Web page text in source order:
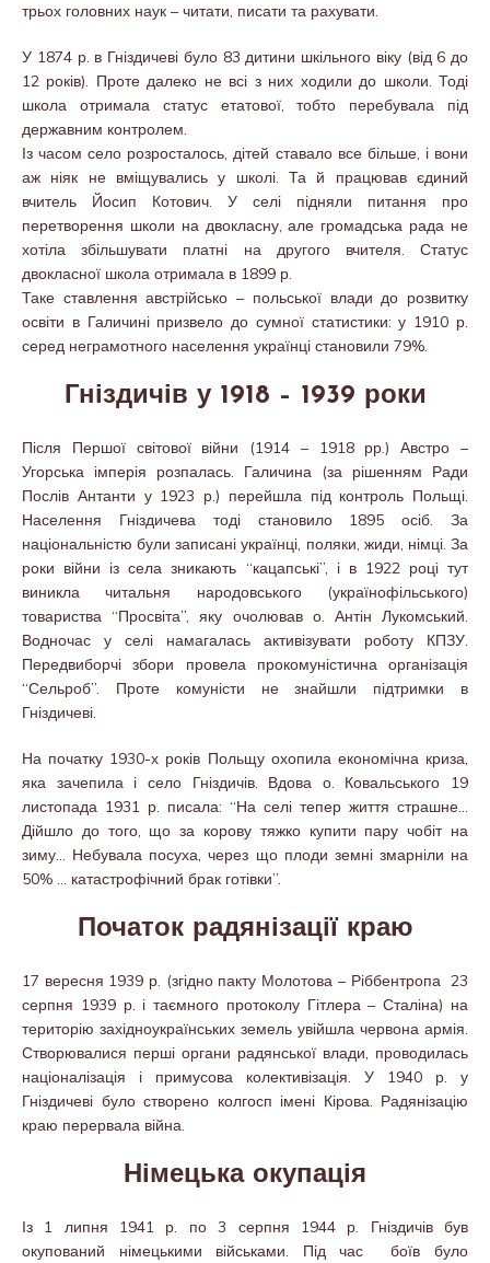
трьох головних наук – читати, писати та рахувати.
У 1874 р. в Гніздичеві було 83 дитини шкільного віку (від 6 до
12 років). Проте далеко не всі з них ходили до школи. Тоді
школа отримала статус етатової, тобто перебувала під
державним контролем.
Із часом село розросталось, дітей ставало все більше, і вони
аж ніяк не вміщувались у школі. Та й працював єдиний
вчитель Йосип Котович. У селі підняли питання про
перетворення школи на двокласну, але громадська рада не
хотіла збільшувати платні на другого вчителя. Статус
двокласної школа отримала в 1899 р.
Таке ставлення австрійсько – польської влади до розвитку
освіти в Галичині призвело до сумної статистики: у 1910 р.
серед неграмотного населення українці становили 79%.
Гніздичів у 1918 – 1939 роки
Після Першої світової війни (1914 – 1918 рр.) Австро –
Угорська імперія розпалась. Галичина (за рішенням Ради
Послів Антанти у 1923 р.) перейшла під контроль Польщі.
Населення Гніздичева тоді становило 1895 осіб. За
національністю були записані українці, поляки, жиди, німці. За
роки війни із села зникають “кацапські”, і в 1922 році тут
виникла читальня народовського (українофільського)
товариства “Просвіта”, яку очолював о. Антін Лукомський.
Водночас у селі намагалась активізувати роботу КПЗУ.
Передвиборчі збори провела прокомуністична організація
“Сельроб”. Проте комуністи не знайшли підтримки в
Гніздичеві.
На початку 1930-х років Польщу охопила економічна криза,
яка зачепила і село Гніздичів. Вдова о. Ковальського 19
листопада 1931 р. писала: “На селі тепер життя страшне…
Дійшло до того, що за корову тяжко купити пару чобіт на
зиму… Небувала посуха, через що плоди земні змарніли на
50% … катастрофічний брак готівки”.
Початок радянізації краю
17 вересня 1939 р. (згідно пакту Молотова – Ріббентропа 23
серпня 1939 р. і таємного протоколу Гітлера – Сталіна) на
територію західноукраїнських земель увійшла червона армія.
Створювалися перші органи радянської влади, проводилась
націоналізація і примусова колективізація. У 1940 р. у
Гніздичеві було створено колгосп імені Кірова. Радянізацію
краю перервала війна.
Німецька окупація
Із 1 липня 1941 р. по 3 серпня 1944 р. Гніздичів був
окупований німецькими військами. Під час боїв було